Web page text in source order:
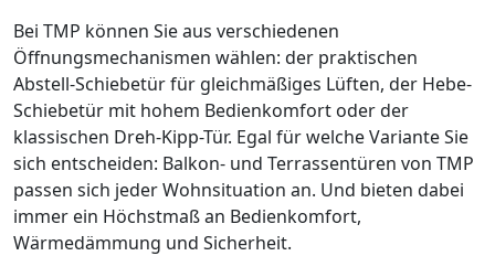
Bei TMP können Sie aus verschiedenen
Öffnungsmechanismen wählen: der praktischen
Abstell-Schiebetür für gleichmäßiges Lüften, der Hebe-
Schiebetür mit hohem Bedienkomfort oder der
klassischen Dreh-Kipp-Tür. Egal für welche Variante Sie
sich entscheiden: Balkon- und Terrassentüren von TMP
passen sich jeder Wohnsituation an. Und bieten dabei
immer ein Höchstmaß an Bedienkomfort,
Wärmedämmung und Sicherheit.